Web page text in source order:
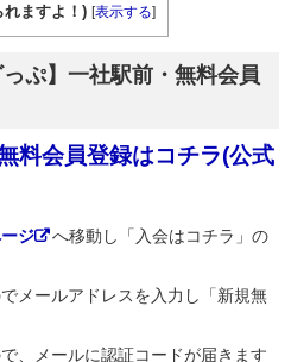
れますよ！) [表示する]
ぷ】一社駅前・無料会員
料会員登録はコチラ(公式
ジ
へ移動し「入会はコチラ」の
メールアドレスを入力し「新規無
、メールに認証コードが届きます